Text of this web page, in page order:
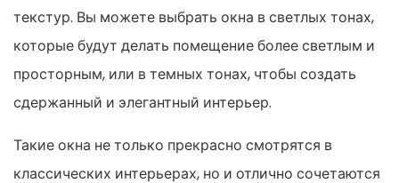
текстур. Вы можете выбрать окна в светлых тонах,
которые будут делать помещение более светлым и
просторным, или в темных тонах, чтобы создать
сдержанный и элегантный интерьер.
Такие окна не только прекрасно смотрятся в
классических интерьерах, но и отлично сочетаются